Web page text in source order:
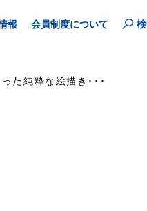
報 会員制度について
た純粋な絵描き･･･